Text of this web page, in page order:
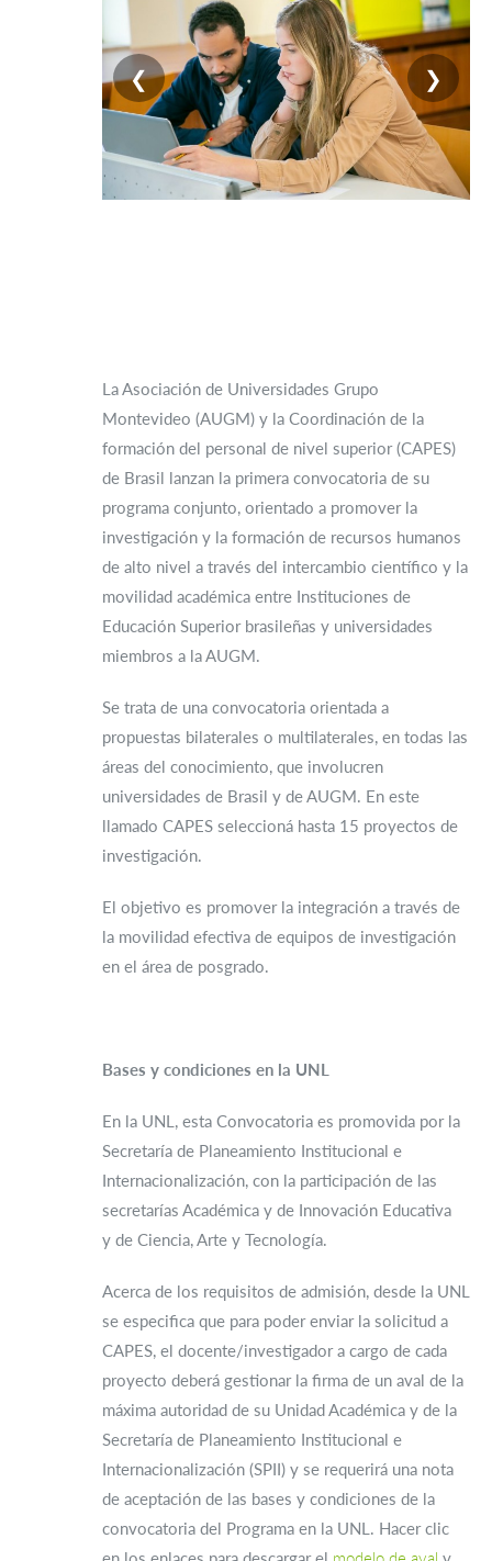
❮ ❯
La Asociación de Universidades Grupo
Montevideo (AUGM) y la Coordinación de la
formación del personal de nivel superior (CAPES)
de Brasil lanzan la primera convocatoria de su
programa conjunto, orientado a promover la
investigación y la formación de recursos humanos
de alto nivel a través del intercambio científico y la
movilidad académica entre Instituciones de
Educación Superior brasileñas y universidades
miembros a la AUGM.
Se trata de una convocatoria orientada a
propuestas bilaterales o multilaterales, en todas las
áreas del conocimiento, que involucren
universidades de Brasil y de AUGM. En este
llamado CAPES seleccioná hasta 15 proyectos de
investigación.
El objetivo es promover la integración a través de
la movilidad efectiva de equipos de investigación
en el área de posgrado.
Bases y condiciones en la UNL
En la UNL, esta Convocatoria es promovida por la
Secretaría de Planeamiento Institucional e
Internacionalización, con la participación de las
secretarías Académica y de Innovación Educativa
y de Ciencia, Arte y Tecnología.
Acerca de los requisitos de admisión, desde la UNL
se especifica que para poder enviar la solicitud a
CAPES, el docente/investigador a cargo de cada
proyecto deberá gestionar la firma de un aval de la
máxima autoridad de su Unidad Académica y de la
Secretaría de Planeamiento Institucional e
Internacionalización (SPII) y se requerirá una nota
de aceptación de las bases y condiciones de la
convocatoria del Programa en la UNL. Hacer clic